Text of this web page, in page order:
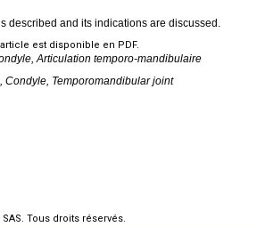
described and its indications are discussed.
est disponible en PDF.
Articulation temporo-mandibulaire
Condyle, Temporomandibular joint
Tous droits réservés.